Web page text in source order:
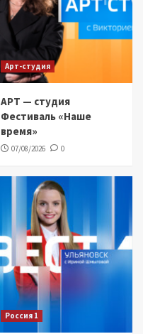
Арт-студия
АРТ — студия
Фестиваль «Наше
время»
07/08/2026 0
Россия 1